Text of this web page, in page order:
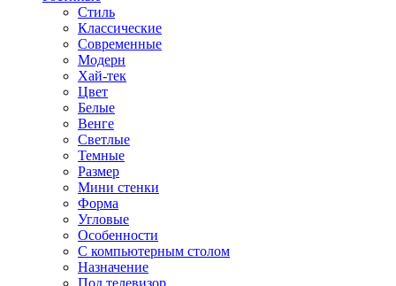
Стиль
Классические
Современные
Модерн
Хай-тек
Цвет
Белые
Венге
Светлые
Темные
Размер
Мини стенки
Форма
Угловые
Особенности
С компьютерным столом
Назначение
Под телевизор